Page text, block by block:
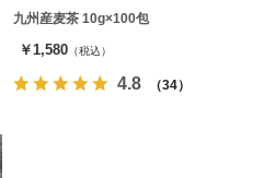
九州産麦茶 10g×100包
￥1,580 （税込）
4.8 （34）